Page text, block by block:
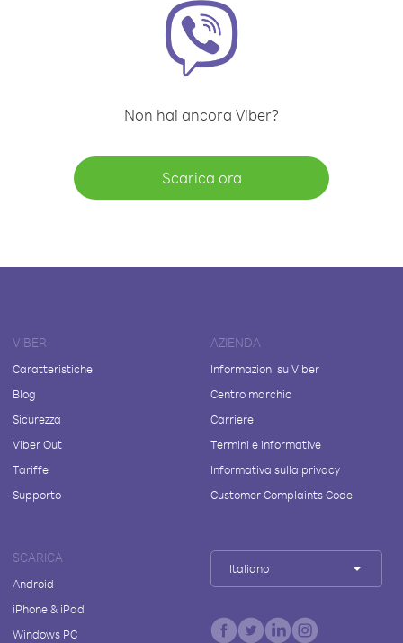
Non hai ancora Viber?
Scarica ora
VIBER
Caratteristiche
Blog
Sicurezza
Viber Out
Tariffe
Supporto
AZIENDA
Informazioni su Viber
Centro marchio
Carriere
Termini e informative
Informativa sulla privacy
Customer Complaints Code
SCARICA
Android
iPhone & iPad
Windows PC
Italiano